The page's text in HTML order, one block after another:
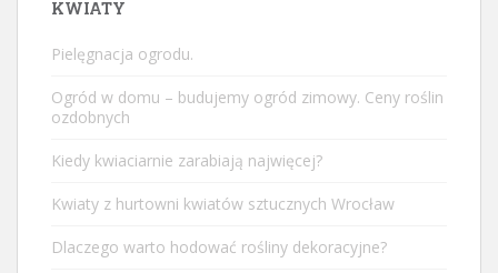
KWIATY
Pielęgnacja ogrodu.
Ogród w domu – budujemy ogród zimowy. Ceny roślin
ozdobnych
Kiedy kwiaciarnie zarabiają najwięcej?
Kwiaty z hurtowni kwiatów sztucznych Wrocław
Dlaczego warto hodować rośliny dekoracyjne?